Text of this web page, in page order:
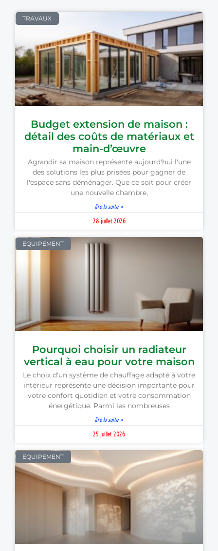
TRAVAUX
Budget extension de maison :
détail des coûts de matériaux et
main-d’œuvre
Agrandir sa maison représente aujourd'hui l'une
des solutions les plus prisées pour gagner de
l'espace sans déménager. Que ce soit pour créer
une nouvelle chambre,
lire la suite »
28 juillet 2026
EQUIPEMENT
Pourquoi choisir un radiateur
vertical à eau pour votre maison
Le choix d'un système de chauffage adapté à votre
intérieur représente une décision importante pour
votre confort quotidien et votre consommation
énergétique. Parmi les nombreuses
lire la suite »
25 juillet 2026
EQUIPEMENT